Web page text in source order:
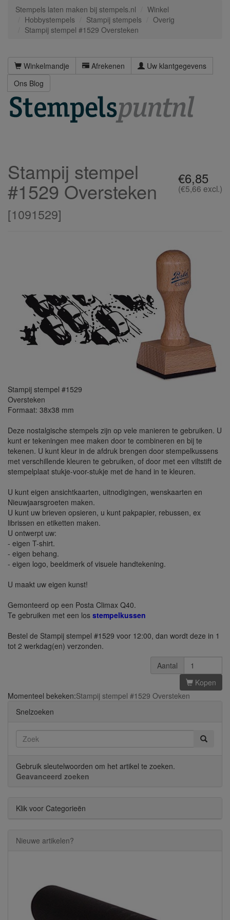
Stempels laten maken bij stempels.nl
Winkel
Hobbystempels
Stampij stempels
Overig
Stampij stempel #1529 Oversteken
Winkelmandje Afrekenen
Uw klantgegevens
Ons Blog
€6,85
(€5,66 excl.)
Stampij stempel
#1529 Oversteken
[1091529]
Stampij stempel #1529
Oversteken
Formaat: 38x38 mm
Deze nostalgische stempels zijn op vele manieren te gebruiken. U
kunt er tekeningen mee maken door te combineren en bij te
tekenen. U kunt kleur in de afdruk brengen door stempelkussens
met verschillende kleuren te gebruiken, of door met een viltstift de
stempelplaat stukje-voor-stukje met de hand in te kleuren.
U kunt eigen ansichtkaarten, uitnodigingen, wenskaarten en
Nieuwjaarsgroeten maken.
U kunt uw brieven opsieren, u kunt pakpapier, rebussen, ex
librissen en etiketten maken.
U ontwerpt uw:
- eigen T-shirt.
- eigen behang.
- eigen logo, beeldmerk of visuele handtekening.
U maakt uw eigen kunst!
Gemonteerd op een Posta Climax Q40.
Te gebruiken met een los stempelkussen
Bestel de Stampij stempel #1529 voor 12:00, dan wordt deze in 1
tot 2 werkdag(en) verzonden.
Aantal
Kopen
Momenteel bekeken:Stampij stempel #1529 Oversteken
Snelzoeken
Gebruik sleutelwoorden om het artikel te zoeken.
Geavanceerd zoeken
Klik voor Categorieën
Nieuwe artikelen?